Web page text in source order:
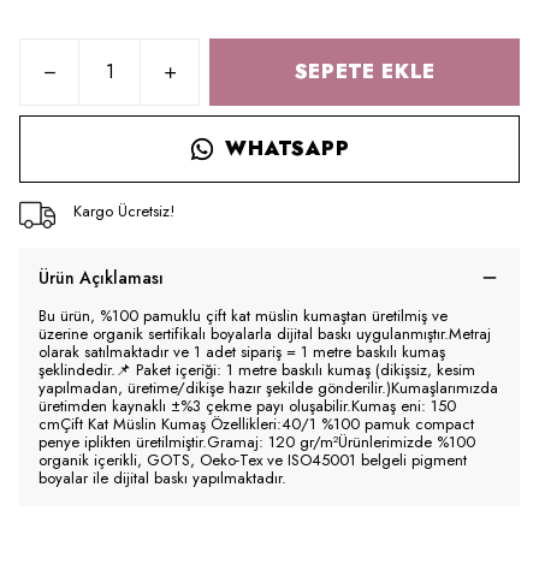
SEPETE EKLE
WHATSAPP
Kargo Ücretsiz!
Ürün Açıklaması
Bu ürün, %100 pamuklu çift kat müslin kumaştan üretilmiş ve
üzerine organik sertifikalı boyalarla dijital baskı uygulanmıştır.Metraj
olarak satılmaktadır ve 1 adet sipariş = 1 metre baskılı kumaş
şeklindedir.📌 Paket içeriği: 1 metre baskılı kumaş (dikişsiz, kesim
yapılmadan, üretime/dikişe hazır şekilde gönderilir.)Kumaşlarımızda
üretimden kaynaklı ±%3 çekme payı oluşabilir.Kumaş eni: 150
cmÇift Kat Müslin Kumaş Özellikleri:40/1 %100 pamuk compact
penye iplikten üretilmiştir.Gramaj: 120 gr/m²Ürünlerimizde %100
organik içerikli, GOTS, Oeko-Tex ve ISO45001 belgeli pigment
boyalar ile dijital baskı yapılmaktadır.